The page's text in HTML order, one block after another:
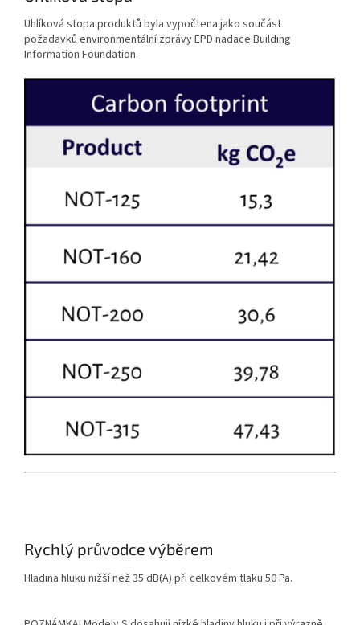
Uhlíková stopa produktů byla vypočtena jako součást
požadavků environmentální zprávy EPD nadace Building
Information Foundation.
Rychlý průvodce výběrem
Hladina hluku nižší než 35 dB(A) při celkovém tlaku 50 Pa.